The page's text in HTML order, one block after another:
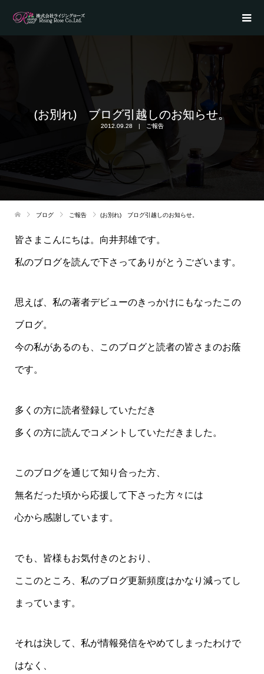
(お別れ) ブログ引越しのお知らせ。
2012.09.28 ご報告
ブログ ご報告 (お別れ) ブログ引越しのお知らせ。
皆さまこんにちは。向井邦雄です。
私のブログを読んで下さってありがとうございます。
思えば、私の著者デビューのきっかけにもなったこの
ブログ。
今の私があるのも、このブログと読者の皆さまのお蔭
です。
多くの方に読者登録していただき
多くの方に読んでコメントしていただきました。
このブログを通じて知り合った方、
無名だった頃から応援して下さった方々には
心から感謝しています。
でも、皆様もお気付きのとおり、
ここのところ、私のブログ更新頻度はかなり減ってし
まっています。
それは決して、私が情報発信をやめてしまったわけで
はなく、